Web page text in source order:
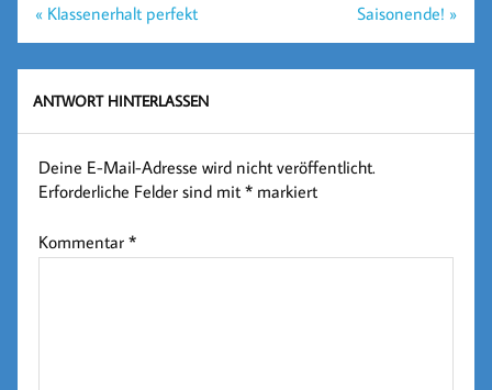
Beitragsnavigation
« Klassenerhalt perfekt Saisonende! »
ANTWORT HINTERLASSEN
Deine E-Mail-Adresse wird nicht veröffentlicht.
Erforderliche Felder sind mit* markiert
Kommentar*